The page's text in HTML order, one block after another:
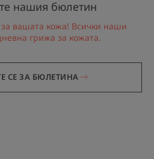
нашия бюлетин
вашата кожа! Всички наши
грижа за кожата.
СЕ ЗА БЮЛЕТИНА